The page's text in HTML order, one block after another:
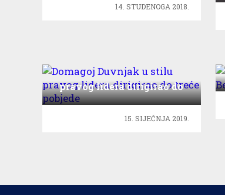
14. STUDENOGA 2018.
Domagoj Duvnjak u stilu
pravog lidera dirigirao do
treće pobjede
15. SIJEČNJA 2019.